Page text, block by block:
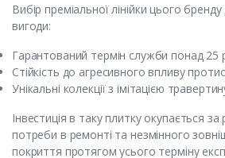
Вибір преміальної лінійки цього
вигоди:
Гарантований термін служби понад 25
Стійкість до агресивного впливу
Унікальні колекції з імітацією
Інвестиція в таку плитку окупається за
потреби в ремонті та незмінного
покриття протягом усього терміну